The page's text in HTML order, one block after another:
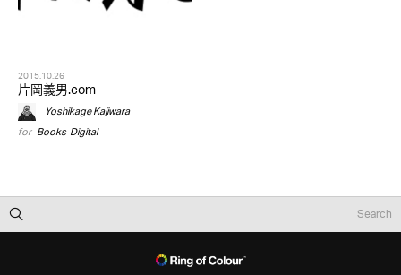
2015.10.26
片岡義男.com
Yoshikage Kajiwara
for Books,Digital